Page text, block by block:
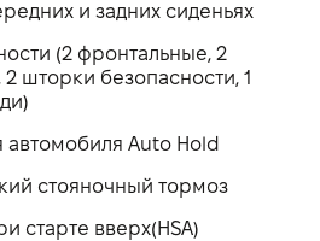
и задних сиденьях
(2 фронтальные, 2
шторки безопасности, 1
Auto Hold
стояночный тормоз
старте вверх(HSA)